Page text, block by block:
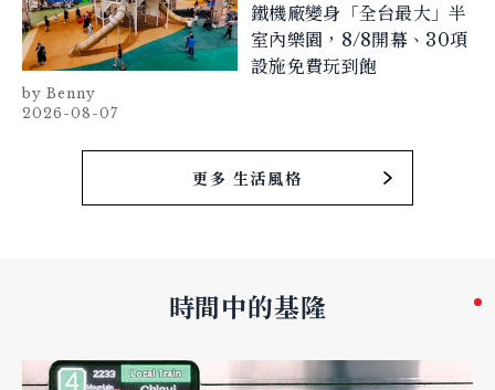
鐵機廠變身「全台最大」半
室內樂園，8/8開幕、30項
設施免費玩到飽
Benny
2026-08-07
更多 生活風格
時間中的基隆